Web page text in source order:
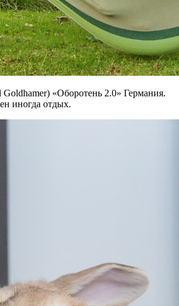
Goldhamer) «Оборотень 2.0» Германия.
иногда отдых.